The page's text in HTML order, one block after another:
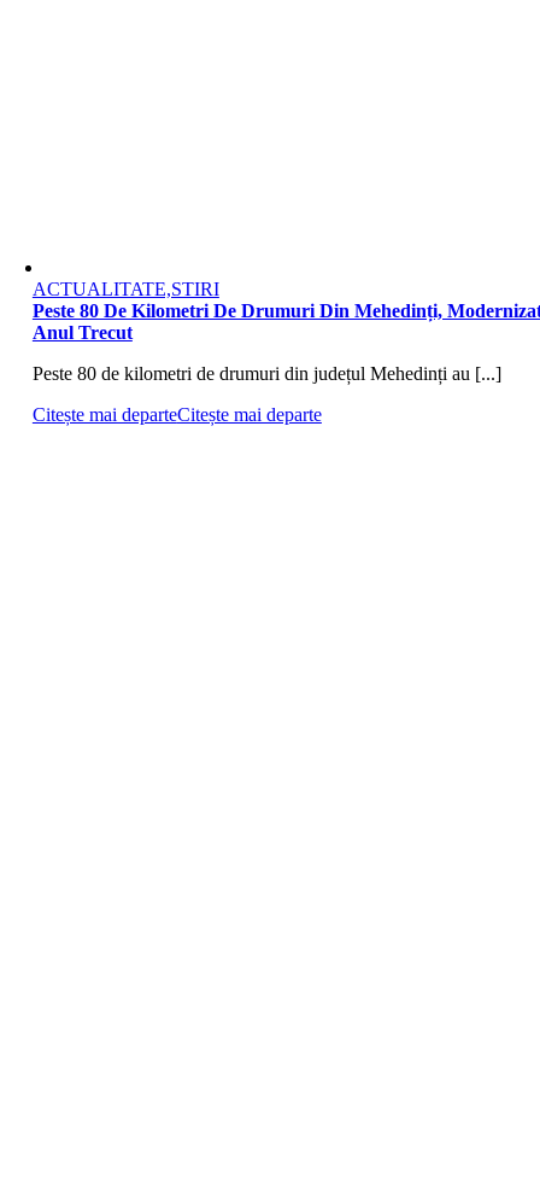
ACTUALITATE,STIRI
Peste 80 De Kilometri De Drumuri Din Mehedinți,
Anul Trecut
Peste 80 de kilometri de drumuri din județul Mehedinți au [...]
Citește mai departeCitește mai departe